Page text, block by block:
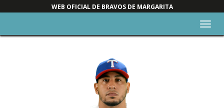
WEB OFICIAL DE BRAVOS DE MARGARITA